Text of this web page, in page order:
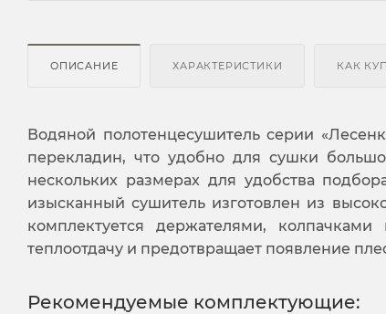
ОПИСАНИЕ ХАРАКТЕРИСТИКИ КАК
Водяной полотенцесушитель серии
перекладин, что удобно для сушки
нескольких размерах для удобства
изысканный сушитель изготовлен из
комплектуется держателями,
теплоотдачу и предотвращает появление
Рекомендуемые комплектующие: